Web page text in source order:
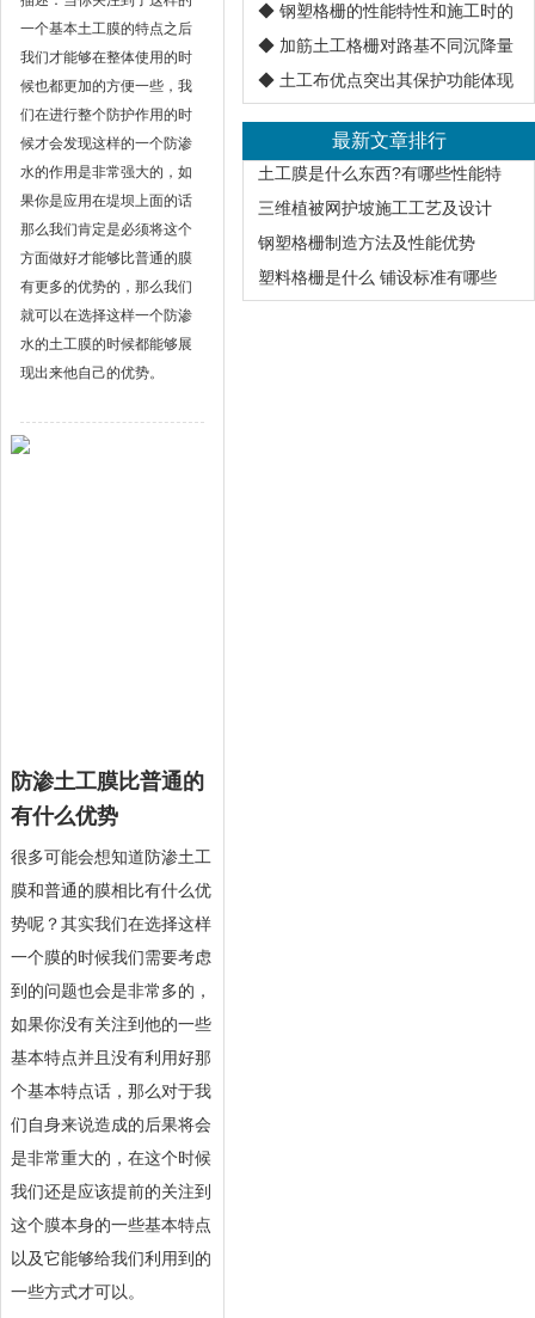
◆ 钢塑格栅的性能特性和施工时的
◆ 加筋土工格栅对路基不同沉降量
◆ 土工布优点突出其保护功能体现
最新文章排行
土工膜是什么东西?有哪些性能特
三维植被网护坡施工工艺及设计
钢塑格栅制造方法及性能优势
塑料格栅是什么 铺设标准有哪些
一个基本土工膜的特点之后
我们才能够在整体使用的时
候也都更加的方便一些，我
们在进行整个防护作用的时
候才会发现这样的一个防渗
水的作用是非常强大的，如
果你是应用在堤坝上面的话
那么我们肯定是必须将这个
方面做好才能够比普通的膜
有更多的优势的，那么我们
就可以在选择这样一个防渗
水的土工膜的时候都能够展
现出来他自己的优势。
防渗土工膜比普通的
有什么优势
很多可能会想知道防渗土工
膜和普通的膜相比有什么优
势呢？其实我们在选择这样
一个膜的时候我们需要考虑
到的问题也会是非常多的，
如果你没有关注到他的一些
基本特点并且没有利用好那
个基本特点话，那么对于我
们自身来说造成的后果将会
是非常重大的，在这个时候
我们还是应该提前的关注到
这个膜本身的一些基本特点
以及它能够给我们利用到的
一些方式才可以。